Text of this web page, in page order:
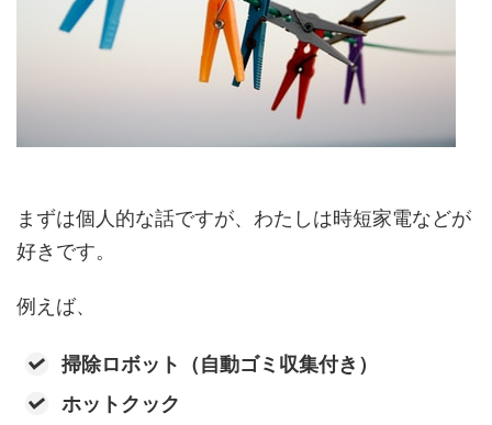
まずは個人的な話ですが、わたしは時短家電などが
好きです。
例えば、
掃除ロボット（自動ゴミ収集付き）
ホットクック